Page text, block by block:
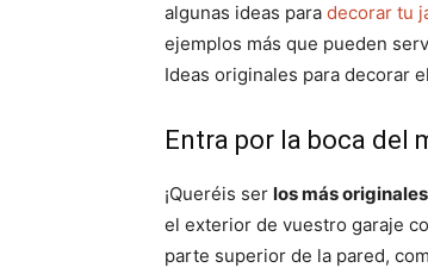
algunas ideas para decorar tu
ejemplos más que pueden
Ideas originales para decorar
Entra por la boca del
¡Queréis ser los más originales
el exterior de vuestro garaje
parte superior de la pared,